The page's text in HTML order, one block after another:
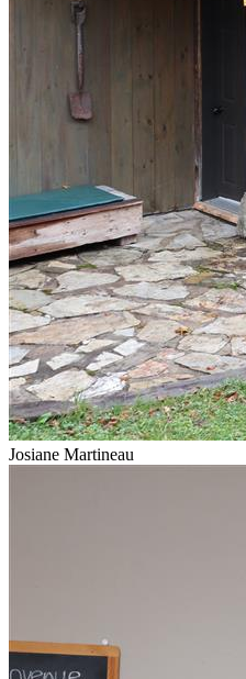
Josiane Martineau